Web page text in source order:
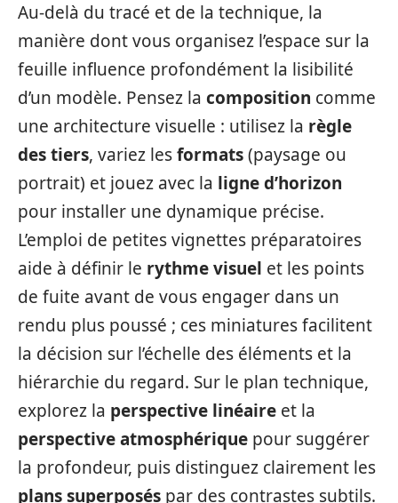
Au-delà du tracé et de la technique, la
manière dont vous organisez l’espace sur la
feuille influence profondément la lisibilité
d’un modèle. Pensez la composition comme
une architecture visuelle : utilisez la règle
des tiers, variez lesformats(paysage ou
portrait) et jouez avec la ligne d’horizon
pour installer une dynamique précise.
L’emploi de petites vignettes préparatoires
aide à définir le rythme visuel et les points
de fuite avant de vous engager dans un
rendu plus poussé ; ces miniatures facilitent
la décision sur l’échelle des éléments et la
hiérarchie du regard. Sur le plan technique,
explorez la perspective linéaire et la
perspective atmosphérique pour suggérer
la profondeur, puis distinguez clairement les
plans superposés par des contrastes subtils.